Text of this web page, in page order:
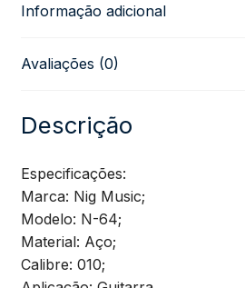
010
quantidade
Informação adicional
Avaliações (0)
Descrição
Especificações:
Marca: Nig Music;
Modelo: N-64;
Material: Aço;
Calibre: 010;